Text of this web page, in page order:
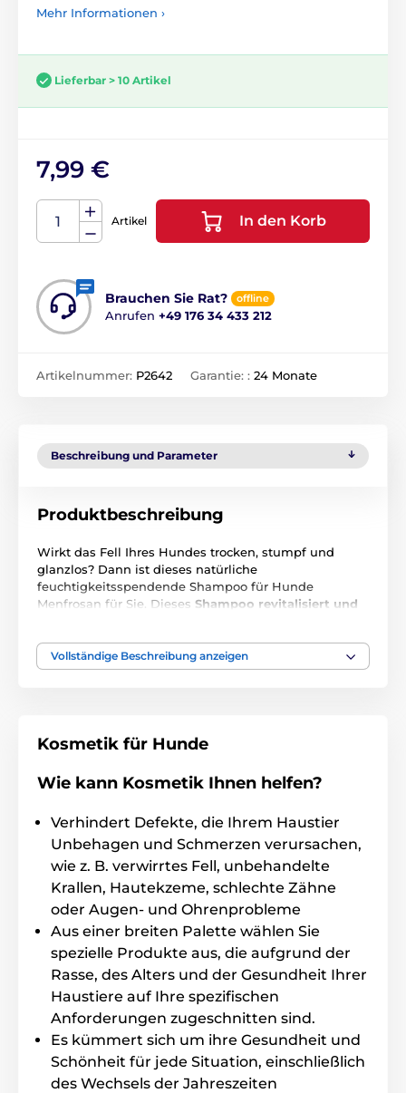
Mehr Informationen ›
Lieferbar > 10 Artikel
7,99 €
Artikel In den Korb
Brauchen Sie Rat? offline
Anrufen +49 176 34 433 212
Artikelnummer: P2642 Garantie: : 24 Monate
Beschreibung und Parameter
Produktbeschreibung
Wirkt das Fell Ihres Hundes trocken, stumpf und
glanzlos? Dann ist dieses natürliche
feuchtigkeitsspendende Shampoo für Hunde
Menfrosan für Sie. Dieses Shampoo revitalisiert und
glänzendes und auf den ersten Blick gesundes Fell
eines glücklichen Hundes sein. Besonders im
restrukturieren das Fell und lassen es luftig und
haben einen ausgewogenen pH-Wert und sind daher
für die häufige Anwendung geeignet.
Anwendung: Das Haar mit reichlich lauwarmem
Wasser anfeuchten. Tragen Sie das Shampoo auf
Nacken, Rücken, Arme und Beine auf. Massieren Sie
es ein, bis Sie einen reichhaltigen und cremigen
Schaum erhalten, und lassen Sie es eine Weile
einwirken. Spülen Sie den Hund aus und schütteln
Sie ihn. Trocknen Sie das Haar mit einem Handtuch
ab und verwenden Sie einen Haartrockner, um alle
Spuren von Feuchtigkeit zu entfernen.
Inhaltsstoffe: Wasser, Natriumlaurethsulfat, Glycerin,
Polyquaternium 7, Cocamidopropylbetain,
Natriumchlorid, Cocamid DEA, Parfum,
Methylchlorisothiazolinon, Methylisothiazolinon, C.l.
19140, C.l. 42090, Limonen
Vollständige Beschreibung anzeigen
Kosmetik für Hunde
Wie kann Kosmetik Ihnen helfen?
Verhindert Defekte, die Ihrem Haustier
Unbehagen und Schmerzen verursachen,
wie z. B. verwirrtes Fell, unbehandelte
Krallen, Hautekzeme, schlechte Zähne
oder Augen- und Ohrenprobleme
Aus einer breiten Palette wählen Sie
spezielle Produkte aus, die aufgrund der
Rasse, des Alters und der Gesundheit Ihrer
Haustiere auf Ihre spezifischen
Anforderungen zugeschnitten sind.
Es kümmert sich um ihre Gesundheit und
Schönheit für jede Situation, einschließlich
des Wechsels der Jahreszeiten